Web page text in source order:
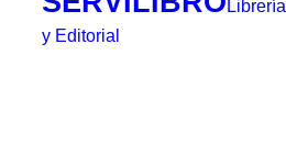
Librería
y Editorial